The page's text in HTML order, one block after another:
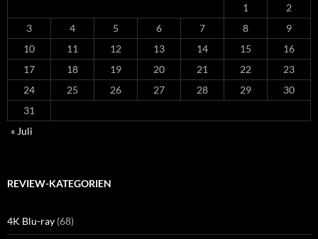
1
2
3
4 5 6 7 8
9
10
11 12 13 14 15
16
17
18 19 20 21 22
23
24
25 26 27 28 29
30
31
« Juli
REVIEW-KATEGORIEN
4K Blu-ray (68)